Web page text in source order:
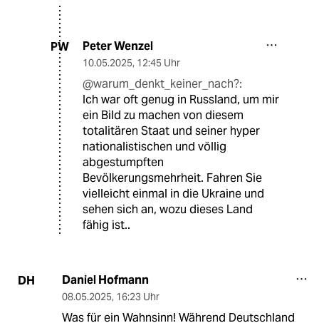
PW Peter Wenzel
10.05.2025, 12:45 Uhr
@warum_denkt_keiner_nach?:
Ich war oft genug in Russland, um mir
ein Bild zu machen von diesem
totalitären Staat und seiner hyper
nationalistischen und völlig
abgestumpften
Bevölkerungsmehrheit. Fahren Sie
vielleicht einmal in die Ukraine und
sehen sich an, wozu dieses Land
fähig ist..
DH Daniel Hofmann
08.05.2025, 16:23 Uhr
Was für ein Wahnsinn! Während Deutschland